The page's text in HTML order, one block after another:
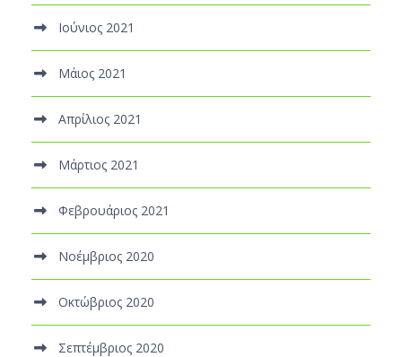
Ιούνιος 2021
Μάιος 2021
Απρίλιος 2021
Μάρτιος 2021
Φεβρουάριος 2021
Νοέμβριος 2020
Οκτώβριος 2020
Σεπτέμβριος 2020